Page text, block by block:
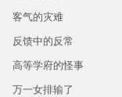
客气的灾难
反馈中的反常
高等学府的怪事
万一女排输了